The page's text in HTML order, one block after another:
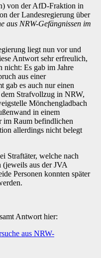
von der AfD-Fraktion in
der Landesregierung über
aus NRW-Gefängnissen im
liegt nun vor und
Antwort sehr erfreulich,
Es gab im Jahre
aus einer
gab es auch nur einen
Strafvollzug in NRW,
Mönchengladbach
in einem
im Raum befindlichen
allerdings nicht belegt
Straftäter, welche nach
aus der JVA
Personen konnten später
Antwort hier:
aus NRW-